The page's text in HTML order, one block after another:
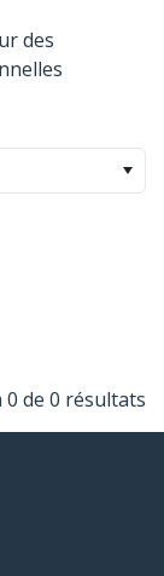
des
0 de 0 résultats